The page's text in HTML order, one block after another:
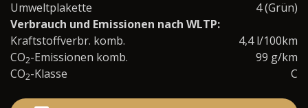
Umweltplakette
4 (Grün)
Verbrauch und Emissionen nach WLTP:
Kraftstoffverbr. komb.
4,4 l/100km
CO2-Emissionen komb.
99 g/km
CO2-Klasse C